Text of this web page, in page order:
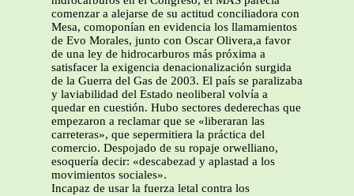
comenzar a alejarse de su actitud conciliadora con
Mesa, comoponían en evidencia los llamamientos
de Evo Morales, junto con Oscar Olivera,a favor
de una ley de hidrocarburos más próxima a
satisfacer la exigencia denacionalización surgida
de la Guerra del Gas de 2003. El país se paralizaba
y laviabilidad del Estado neoliberal volvía a
quedar en cuestión. Hubo sectores dederechas que
empezaron a reclamar que se «liberaran las
carreteras», que sepermitiera la práctica del
comercio. Despojado de su ropaje orwelliano,
esoquería decir: «descabezad y aplastad a los
movimientos sociales».
Incapaz de usar la fuerza letal contra los